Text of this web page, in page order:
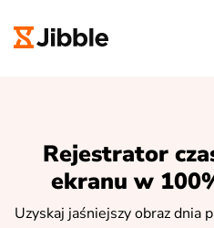
Rejestrator
ekranu w
Uzyskaj jaśniejszy obraz dnia